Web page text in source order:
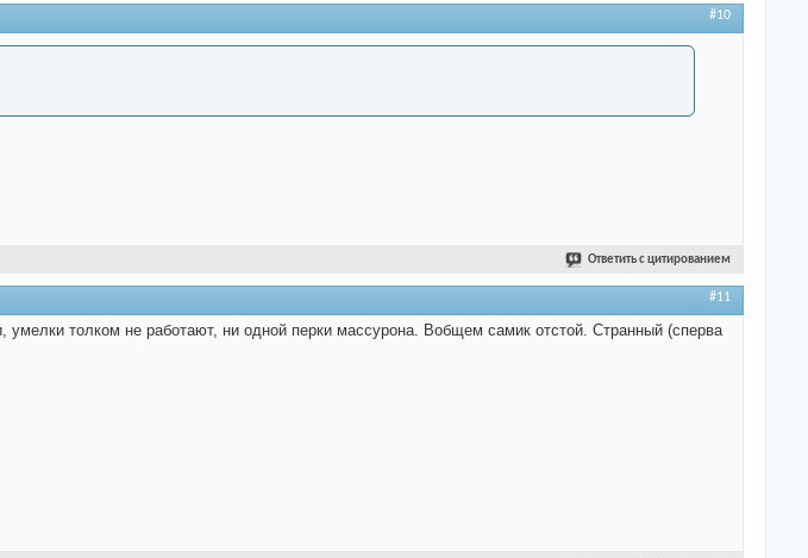
#10
Ответить с цитированием
#11
толком не работают, ни одной перки массурона. Вобщем самик отстой. Странный (сперва